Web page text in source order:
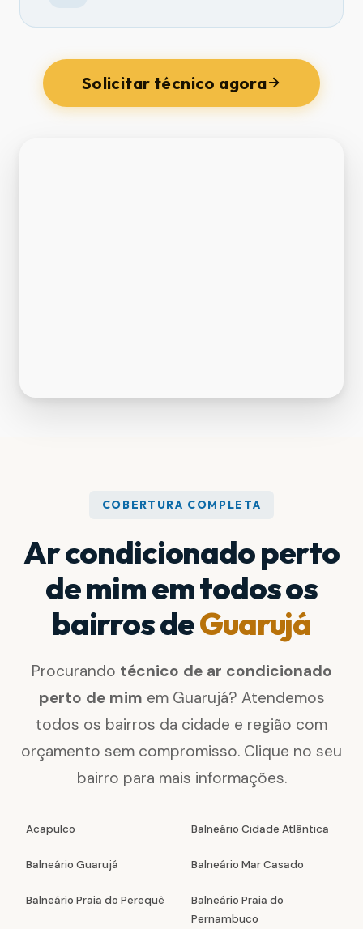
Solicitar técnico agora
COBERTURA COMPLETA
Ar condicionado perto
de mim em todos os
bairros deGuarujá
Procurando técnico de ar condicionado
perto de mim em Guarujá? Atendemos
todos os bairros da cidade e região com
orçamento sem compromisso. Clique no seu
bairro para mais informações.
Acapulco Balneário Cidade Atlântica
Balneário Guarujá Balneário Mar Casado
Balneário Praia do Perequê
Balneário Praia do
Pernambuco